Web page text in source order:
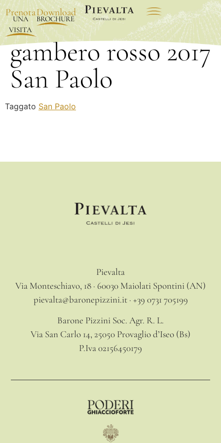
Prenota
UNA
VISITA
Download
BROCHURE
Vini d’italia
gambero rosso 2017
San Paolo
Taggato San Paolo
Pievalta
Via Monteschiavo, 18 · 60030 Maiolati Spontini (AN)
pievalta@baronepizzini.it · +39 0731 705199
Barone Pizzini Soc. Agr. R. L.
Via San Carlo 14, 25050 Provaglio d’Iseo (Bs)
P.Iva 02156450179